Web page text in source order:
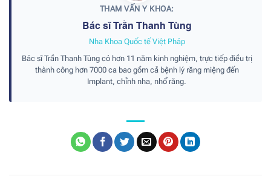
THAM VẤN Y KHOA:
Bác sĩ Trần Thanh Tùng
Nha Khoa Quốc tế Việt Pháp
Bác sĩ Trần Thanh Tùng có hơn 11 năm kinh nghiệm, trực tiếp điều trị
thành công hơn 7000 ca bao gồm cả bệnh lý răng miệng đến
Implant, chỉnh nha, nhổ răng.